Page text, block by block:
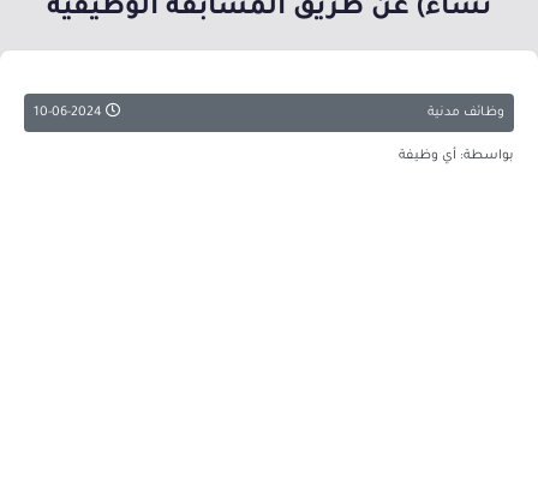
نساء) عن طريق المسابقة الوظيفية
وظائف مدنية
بواسطة: أي وظيفة